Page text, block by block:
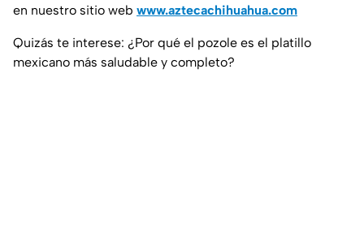
en nuestro sitio web www.aztecachihuahua.com
Quizás te interese: ¿Por qué el pozole es el platillo
mexicano más saludable y completo?